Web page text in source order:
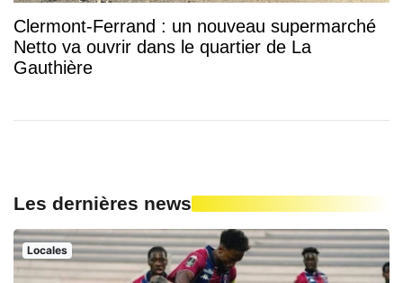
Clermont-Ferrand : un nouveau supermarché
Netto va ouvrir dans le quartier de La
Gauthière
Les dernières news
Locales